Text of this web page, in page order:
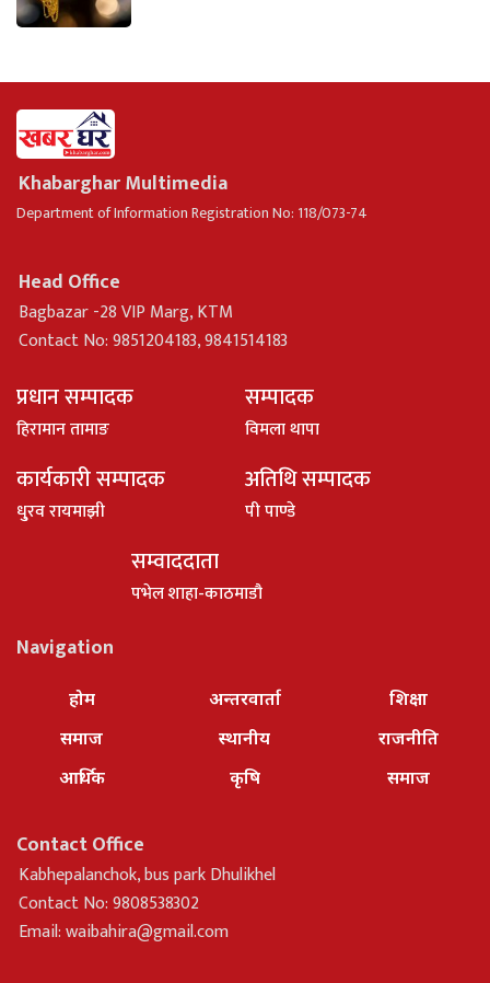
Khabarghar Multimedia
Department of Information Registration No: 118/073-74
Head Office
Bagbazar -28 VIP Marg, KTM
Contact No: 9851204183, 9841514183
प्रधान सम्पादक
हिरामान तामाङ
सम्पादक
विमला थापा
कार्यकारी सम्पादक
धु्रव रायमाझी
अतिथि सम्पादक
पी पाण्डे
सम्वाददाता
पभेल शाहा-काठमाडौ
Navigation
होम
समाज
आर्थिक
अन्तरवार्ता
स्थानीय
कृषि
शिक्षा
राजनीति
समाज
Contact Office
Kabhepalanchok, bus park Dhulikhel
Contact No: 9808538302
Email:waibahira@gmail.com